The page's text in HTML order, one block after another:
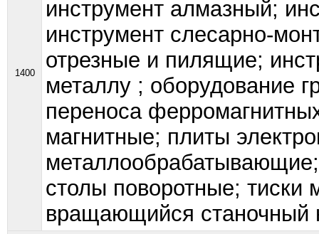
1400
инструмент алмазный;
инструмент слесарно-
отрезные и пилящие;
металлу ; оборудование
переноса
магнитные; плиты
столы поворотные;
вращающийся станочный